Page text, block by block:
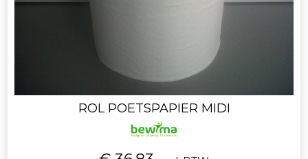
ROL POETSPAPIER MIDI